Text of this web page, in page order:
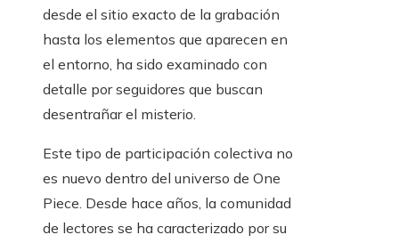
desde el sitio exacto de la grabación
hasta los elementos que aparecen en
el entorno, ha sido examinado con
detalle por seguidores que buscan
desentrañar el misterio.
Este tipo de participación colectiva no
es nuevo dentro del universo de One
Piece. Desde hace años, la comunidad
de lectores se ha caracterizado por su